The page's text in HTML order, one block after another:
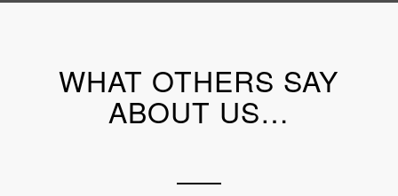
WHAT OTHERS SAY
ABOUT US…